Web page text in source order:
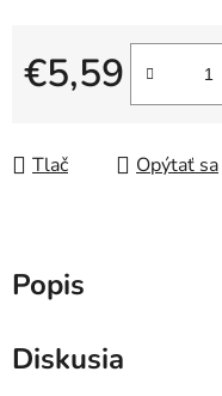
€5,59
Jednotková cena:
Tlač Opýtať sa
Popis
Diskusia